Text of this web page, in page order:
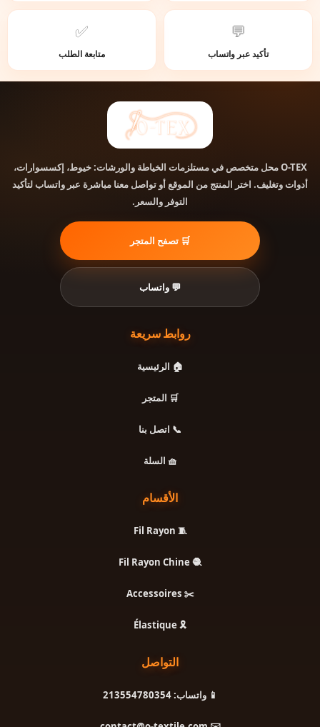
💬
تأكيد عبر واتساب
✅
متابعة الطلب
O-TEXمحل متخصص في مستلزمات الخياطة والورشات: خيوط، إكسسوارات،
أدوات وتغليف. اختر المنتج من الموقع أو تواصل معنا مباشرة عبر واتساب لتأكيد
التوفر والسعر.
🛒 تصفح المتجر
💬 واتساب
روابط سريعة
🏠 الرئيسية
🛒 المتجر
📞 اتصل بنا
🧺 السلة
الأقسام
🧵 Fil Rayon
🧶 Fil Rayon Chine
✂️ Accessoires
🎗️ Élastique
التواصل
📱 واتساب: 213554780354